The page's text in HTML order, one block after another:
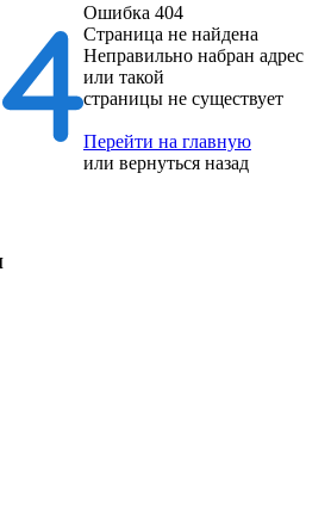
Ошибка 404
Страница не найдена
Неправильно набран адрес
или такой
страницы не существует
Перейти на главную
или вернуться назад